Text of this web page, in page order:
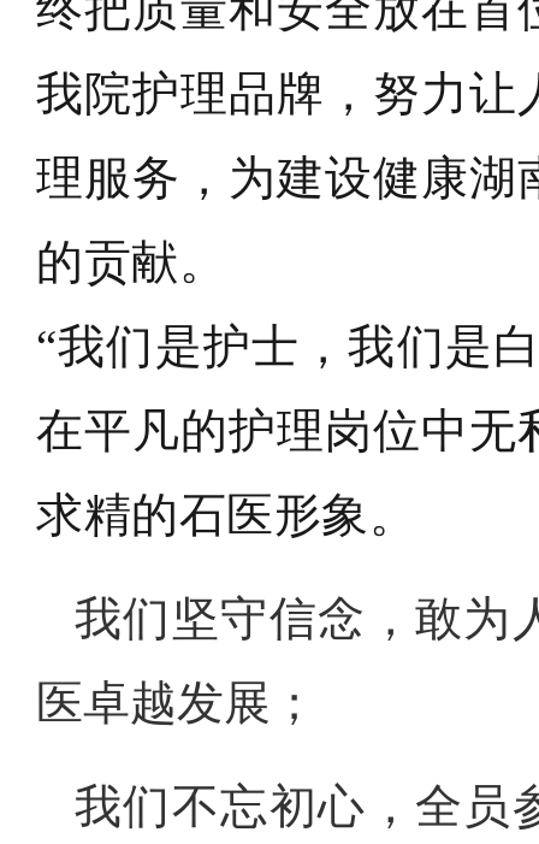
我院护理品牌，努力让
理服务，为建设健康湖
的贡献。
“我们是护士，我们是
在平凡的护理岗位中无
求精的石医形象。
我们坚守信念，敢为
医卓越发展；
我们不忘初心，全员